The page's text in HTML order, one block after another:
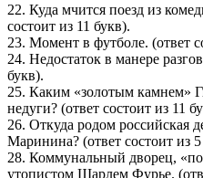
22. Куда мчится поезд из
состоит из 11 букв).
23. Момент в футболе. (ответ
24. Недостаток в манере
букв).
25. Каким «золотым камнем»
недуги? (ответ состоит из 11
26. Откуда родом российская
Маринина? (ответ состоит из 5
28. Коммунальный дворец,
утопистом Шарлем Фурье.